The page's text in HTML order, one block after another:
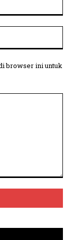
browser ini untuk